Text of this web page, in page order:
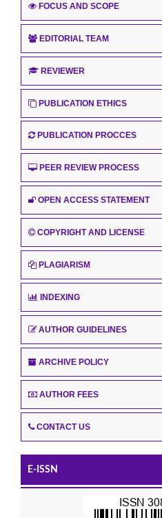
FOCUS AND SCOPE
EDITORIAL TEAM
REVIEWER
PUBLICATION ETHICS
PUBLICATION PROCCES
PEER REVIEW PROCESS
OPEN ACCESS STATEMENT
COPYRIGHT AND LICENSE
PLAGIARISM
INDEXING
AUTHOR GUIDELINES
ARCHIVE POLICY
AUTHOR FEES
CONTACT US
E-ISSN